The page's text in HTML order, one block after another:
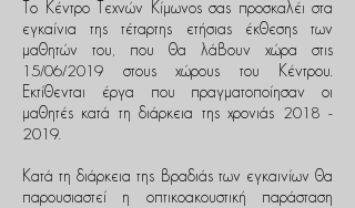
Το Κέντρο Τεχνών Κίμωνος σας προσκαλέι στα
εγκαίνια της τέταρτης ετήσιας έκθεσης των
μαθητών του, που θα λάβουν χώρα στις
15/06/2019 στους χώρους του Κέντρου.
Εκτίθενται έργα που πραγματοποίησαν οι
μαθητές κατά τη διάρκεια της χρονιάς 2018 -
2019.
Κατά τη διάρκεια της βραδιάς των εγκαινίων θα
παρουσιαστεί η οπτικοακουστική παράσταση